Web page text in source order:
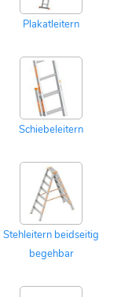
Plakatleitern
Schiebeleitern
Stehleitern beidseitig
begehbar